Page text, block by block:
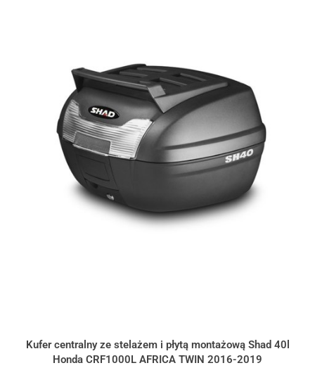
Kufer centralny ze stelażem i płytą montażową Shad 40l
Honda CRF1000L AFRICA TWIN 2016-2019